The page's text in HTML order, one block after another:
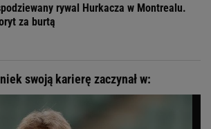
rywal Hurkacza w Montrealu.
za burtą
swoją karierę zaczynał w: